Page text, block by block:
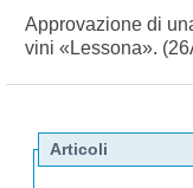
Approvazione di
vini «Lessona».